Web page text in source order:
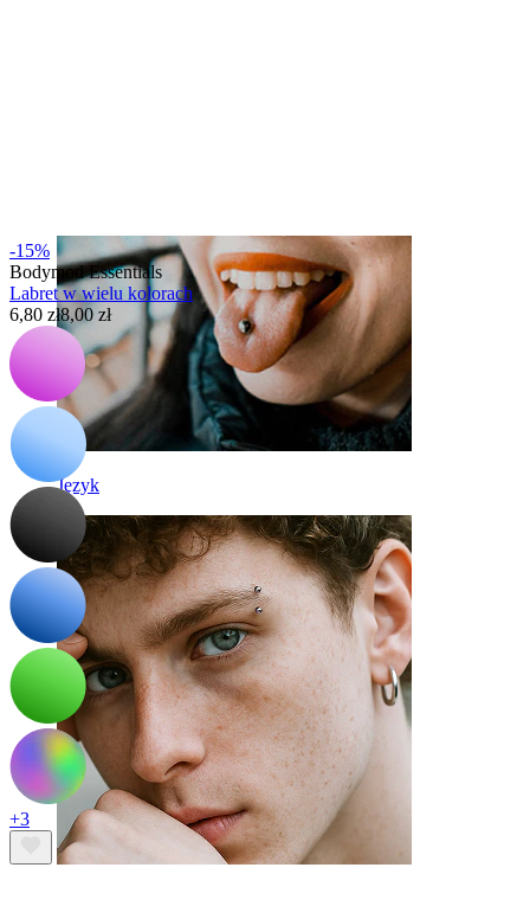
Język
-15%
Bodymod Essentials
Labret w wielu kolorach
6,80 zł8,00 zł
+3